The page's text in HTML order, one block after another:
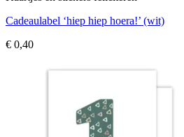
Cadeaulabel ‘hiep hiep hoera!’ (wit)
€ 0,40